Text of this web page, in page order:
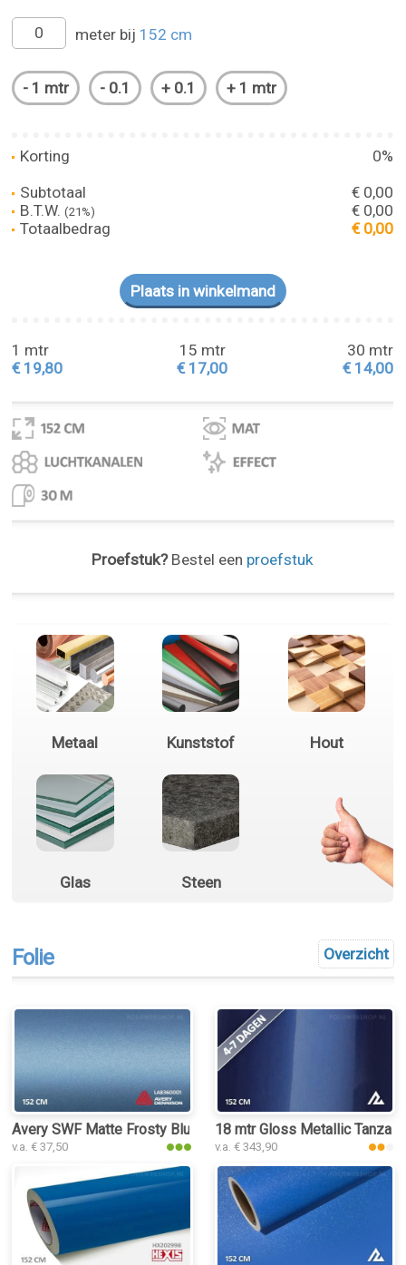
meter bij 152 cm
Korting
0%
Subtotaal
€ 0,00
B.T.W.(21%)
€ 0,00
Totaalbedrag
€ 0,00
1 mtr
€ 19,80
15 mtr
€ 17,00
30 mtr
€ 14,00
Proefstuk?Bestel een proefstuk
Metaal Kunststof Hout
Glas Steen
Overzicht
Folie
Avery SWF Matte Frosty Blue Metallic folie
v.a. € 37,50
18 mtr Gloss Metallic
v.a. € 343,90